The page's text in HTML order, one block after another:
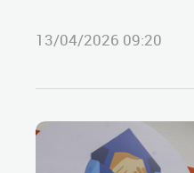
13/04/2026 09:20